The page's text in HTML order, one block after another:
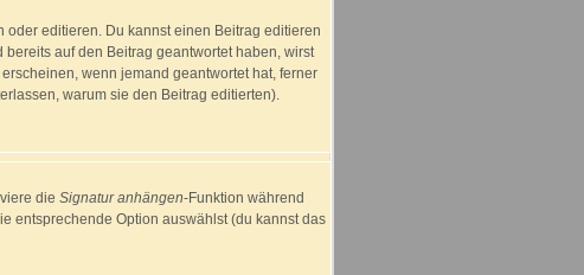
editieren. Du kannst einen Beitrag editieren
auf den Beitrag geantwortet haben, wirst
wenn jemand geantwortet hat, ferner
warum sie den Beitrag editierten).
die Signatur anhängen-Funktion während
entsprechende Option auswählst (du kannst das